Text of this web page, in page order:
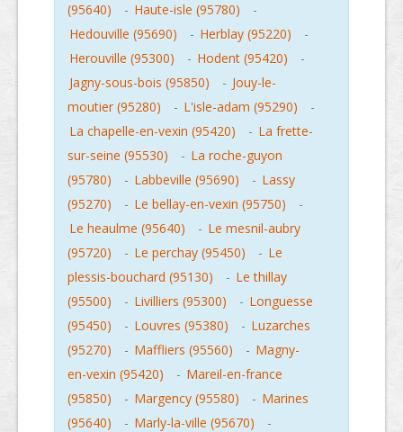
(95640)
- Haute-isle (95780)
-
Hedouville (95690)
- Herblay (95220)
-
Herouville (95300)
- Hodent (95420)
-
Jagny-sous-bois (95850)
- Jouy-le-
moutier (95280)
- L'isle-adam (95290)
-
La chapelle-en-vexin (95420)
- La frette-
sur-seine (95530)
- La roche-guyon
(95780)
- Labbeville (95690) - Lassy
(95270)
- Le bellay-en-vexin (95750)
-
Le heaulme (95640)
- Le mesnil-aubry
(95720)
- Le perchay (95450) - Le
plessis-bouchard (95130)
- Le thillay
(95500)
- Livilliers (95300) - Longuesse
(95450)
- Louvres (95380) - Luzarches
(95270)
- Maffliers (95560) - Magny-
en-vexin (95420)
- Mareil-en-france
(95850)
- Margency (95580) - Marines
(95640)
- Marly-la-ville (95670)
-